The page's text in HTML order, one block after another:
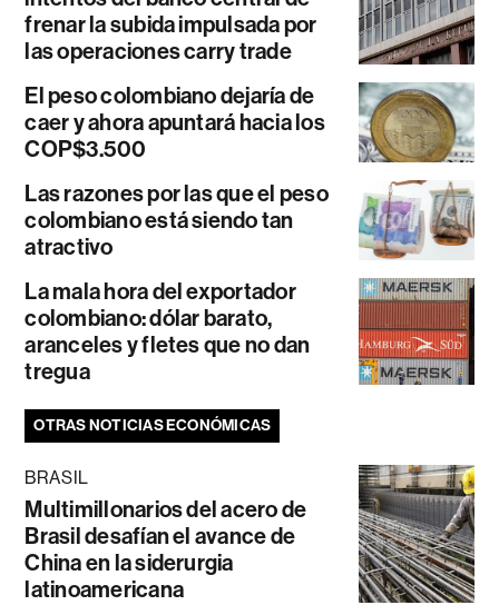
frenar la subida impulsada por
las operaciones carry trade
El peso colombiano dejaría de
caer y ahora apuntará hacia los
COP$3.500
Las razones por las que el peso
colombiano está siendo tan
atractivo
La mala hora del exportador
colombiano: dólar barato,
aranceles y fletes que no dan
tregua
OTRAS NOTICIAS ECONÓMICAS
BRASIL
Multimillonarios del acero de
Brasil desafían el avance de
China en la siderurgia
latinoamericana